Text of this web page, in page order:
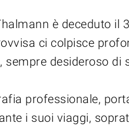
è deceduto il
ci colpisce
sempre desideroso di
professionale,
i suoi viaggi,